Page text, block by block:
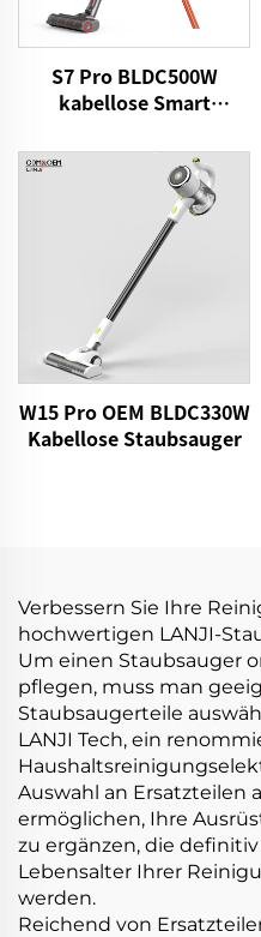
S7 Pro BLDC500W
kabellose Smart
W15 Pro OEM BLDC330W
Kabellose Staubsauger
Verbessern Sie Ihre
hochwertigen LANJI-
Um einen Staubsauger
pflegen, muss man
Staubsaugerteile
LANJI Tech, ein
Auswahl an Ersatzteilen
ermöglichen, Ihre
zu ergänzen, die
Lebensalter Ihrer
werden.
Reichend von